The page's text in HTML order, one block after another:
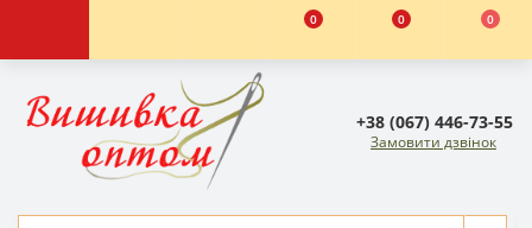
0 0 0
+38 (067) 446-73-55
Замовити дзвінок